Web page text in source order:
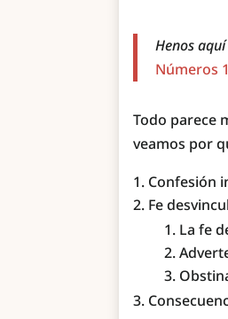
Henos
Números
Todo parece
veamos por
Confesión
Fe
La fe